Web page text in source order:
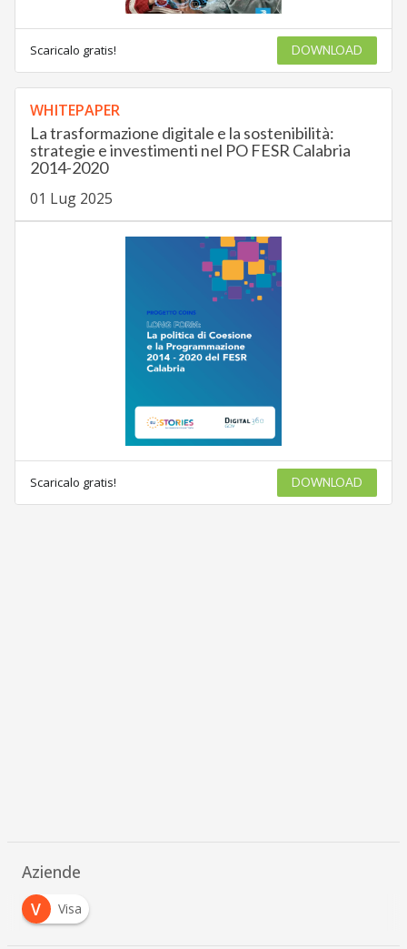
Scaricalo gratis! DOWNLOAD
WHITEPAPER
La trasformazione digitale e la sostenibilità:
strategie e investimenti nel PO FESR Calabria
2014-2020
01 Lug 2025
Scaricalo gratis! DOWNLOAD
Aziende
V
Visa